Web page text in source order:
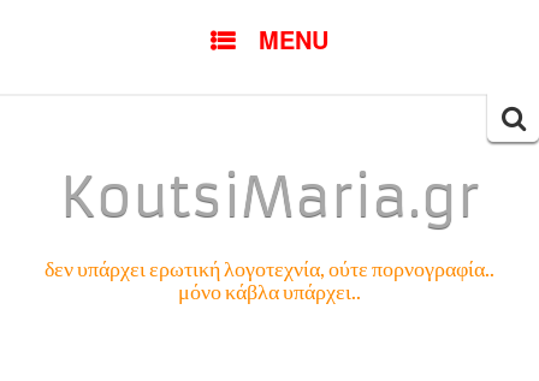
MENU
KoutsiMaria.gr
δεν υπάρχει ερωτική λογοτεχνία, ούτε πορνογραφία..
μόνο κάβλα υπάρχει..